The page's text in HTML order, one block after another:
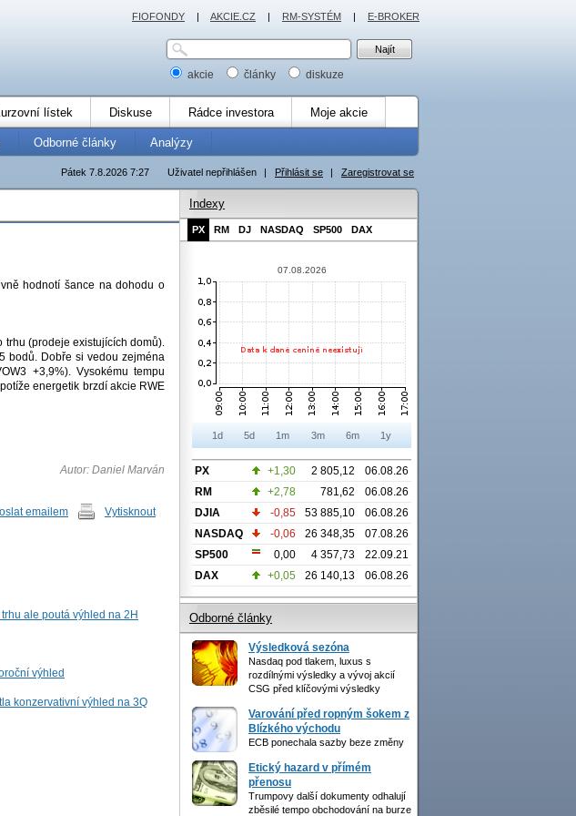
akcie články diskuze
lístek Diskuse Rádce investora Moje akcie
Odborné články Analýzy
Uživatel nepřihlášen | Přihlásit se | Zaregistrovat se
Pátek 7.8.2026 7:27
hodnotí šance na dohodu o
(prodeje existujících domů).
bodů. Dobře si vedou zejména
+3,9%). Vysokému tempu
energetik brzdí akcie RWE
Autor: Daniel Marván
emailem Vytisknout
ale poutá výhled na 2H
výhled
konzervativní výhled na 3Q
Indexy
PX RM DJ NASDAQ SP500 DAX
07.08.2026
1d 5d 1m 3m 6m 1y
PX +1,30 2 805,12
06.08.26
RM
+2,78 781,62
06.08.26
DJIA
-0,85 53 885,10
06.08.26
NASDAQ
-0,06 26 348,35
07.08.26
SP500
0,00 4 357,73
22.09.21
DAX
+0,05 26 140,13 06.08.26
Odborné články
Výsledková sezóna
Nasdaq pod tlakem, luxus s
rozdílnými výsledky a vývoj akcií
CSG před klíčovými výsledky
Varování před ropným šokem z
Blízkého východu
ECB ponechala sazby beze změny
Etický hazard v přímém
přenosu
Trumpovy další dokumenty odhalují
zběsilé tempo obchodování na burze
FIOFONDY | AKCIE.CZ | RM-SYSTÉM | E-BROKER